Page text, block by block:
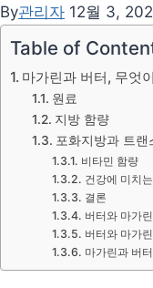
By관리자 12월 3,
Table of
마가린과 버터, 무엇
원료
지방 함량
포화지방과 트랜
비타민 함량
건강에 미치
결론
버터와 마가
버터와 마가
마가린과 버